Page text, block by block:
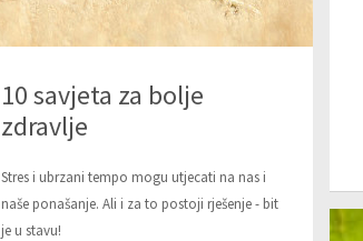
10 savjeta za bolje
zdravlje
Stres i ubrzani tempo mogu utjecati na nas i
naše ponašanje. Ali i za to postoji rješenje - bit
je u stavu!